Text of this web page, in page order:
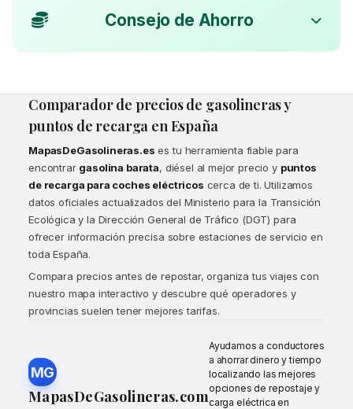
Consejo de Ahorro
Comparador de precios de gasolineras y
puntos de recarga en España
MapasDeGasolineras.es es tu herramienta fiable para
encontrar gasolina barata, diésel al mejor precio y puntos
de recarga para coches eléctricos cerca de ti. Utilizamos
datos oficiales actualizados del Ministerio para la Transición
Ecológica y la Dirección General de Tráfico (DGT) para
ofrecer información precisa sobre estaciones de servicio en
toda España.
Compara precios antes de repostar, organiza tus viajes con
nuestro mapa interactivo y descubre qué operadores y
provincias suelen tener mejores tarifas.
MG
MapasDeGasolineras.com
Ayudamos a conductores
a ahorrar dinero y tiempo
localizando las mejores
opciones de repostaje y
carga eléctrica en